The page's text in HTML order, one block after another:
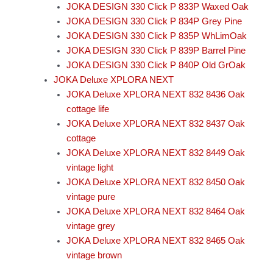
JOKA DESIGN 330 Click P 833P Waxed Oak
JOKA DESIGN 330 Click P 834P Grey Pine
JOKA DESIGN 330 Click P 835P WhLimOak
JOKA DESIGN 330 Click P 839P Barrel Pine
JOKA DESIGN 330 Click P 840P Old GrOak
JOKA Deluxe XPLORA NEXT
JOKA Deluxe XPLORA NEXT 832 8436 Oak
cottage life
JOKA Deluxe XPLORA NEXT 832 8437 Oak
cottage
JOKA Deluxe XPLORA NEXT 832 8449 Oak
vintage light
JOKA Deluxe XPLORA NEXT 832 8450 Oak
vintage pure
JOKA Deluxe XPLORA NEXT 832 8464 Oak
vintage grey
JOKA Deluxe XPLORA NEXT 832 8465 Oak
vintage brown